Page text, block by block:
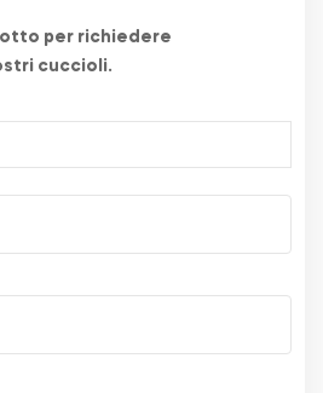
per richiedere
cuccioli.